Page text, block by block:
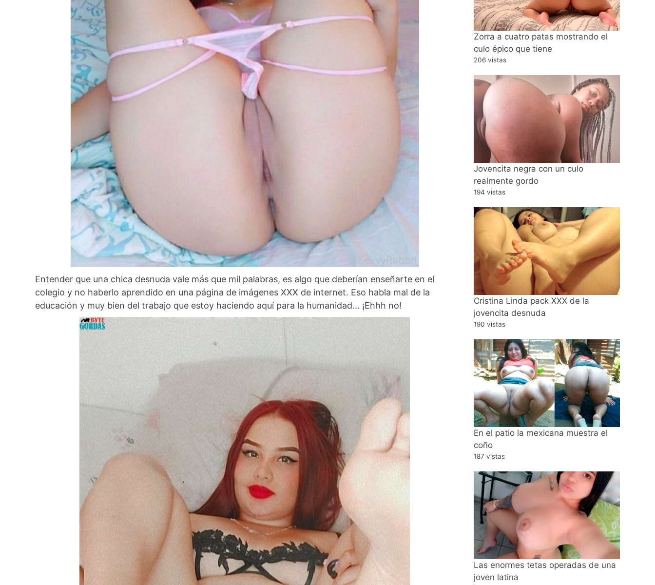
Entender que una chica desnuda vale más que mil palabras, es algo que deberían enseñarte en el
colegio y no haberlo aprendido en una página de imágenes XXX de internet. Eso habla mal de la
educación y muy bien del trabajo que estoy haciendo aquí para la humanidad… ¡Ehhh no!
Zorra a cuatro patas mostrando el
culo épico que tiene
206 vistas
Jovencita negra con un culo
realmente gordo
194 vistas
Cristina Linda pack XXX de la
jovencita desnuda
190 vistas
En el patio la mexicana muestra el
coño
187 vistas
Las enormes tetas operadas de una
joven latina